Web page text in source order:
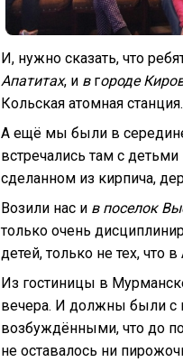
И, нужно сказать, что
Апатитах, и вгороде
Кольская атомная
А ещё мы были в
встречались там с
сделанном из кирпича,
Возили нас и в поселок
только очень
детей, только не тех, что
Из гостиницы в
вечера. И должны были с
возбуждёнными, что до
не оставалось ни